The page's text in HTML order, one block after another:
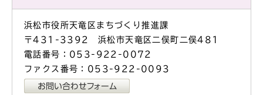
浜松市役所天竜区まちづくり推進課
〒431-3392 浜松市天竜区二俣町二俣481
電話番号：053-922-0072
ファクス番号：053-922-0093